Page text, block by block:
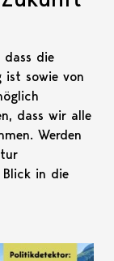
dass die
ist sowie von
dass wir alle
Werden
Blick in die